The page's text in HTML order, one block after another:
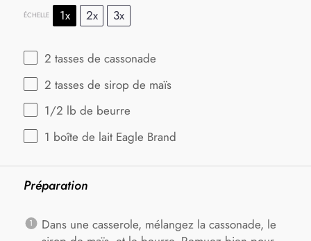
ÉCHELLE 1x 2x 3x
2 tasses de cassonade
2 tasses de sirop de maïs
1/2 lb de beurre
1 boîte de lait Eagle Brand
Préparation
Dans une casserole, mélangez la cassonade, le